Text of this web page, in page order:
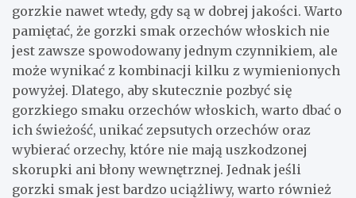
gorzkie nawet wtedy, gdy są w dobrej jakości. Warto
pamiętać, że gorzki smak orzechów włoskich nie
jest zawsze spowodowany jednym czynnikiem, ale
może wynikać z kombinacji kilku z wymienionych
powyżej. Dlatego, aby skutecznie pozbyć się
gorzkiego smaku orzechów włoskich, warto dbać o
ich świeżość, unikać zepsutych orzechów oraz
wybierać orzechy, które nie mają uszkodzonej
skorupki ani błony wewnętrznej. Jednak jeśli
gorzki smak jest bardzo uciążliwy, warto również